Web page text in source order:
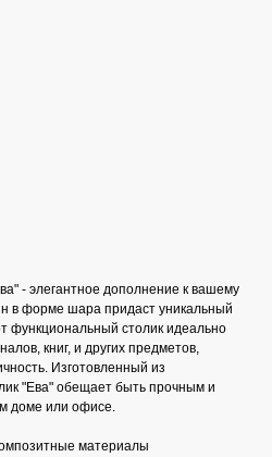
- элегантное дополнение к вашему
в форме шара придаст уникальный
столик идеально
книг, и других предметов,
Изготовленный из
"Ева" обещает быть прочным и
доме или офисе.
материалы